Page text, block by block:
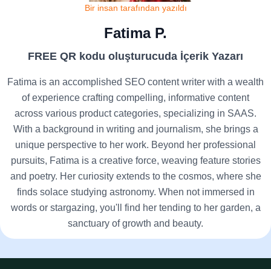
Bir insan tarafından yazıldı
Fatima P.
FREE QR kodu oluşturucuda İçerik Yazarı
Fatima is an accomplished SEO content writer with a wealth
of experience crafting compelling, informative content
across various product categories, specializing in SAAS.
With a background in writing and journalism, she brings a
unique perspective to her work. Beyond her professional
pursuits, Fatima is a creative force, weaving feature stories
and poetry. Her curiosity extends to the cosmos, where she
finds solace studying astronomy. When not immersed in
words or stargazing, you'll find her tending to her garden, a
sanctuary of growth and beauty.